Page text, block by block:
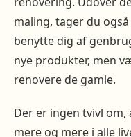
maling, tager du
benytte dig af
nye produkter, men
renovere de gamle.
Der er ingen tvivl
mere og mere i alle